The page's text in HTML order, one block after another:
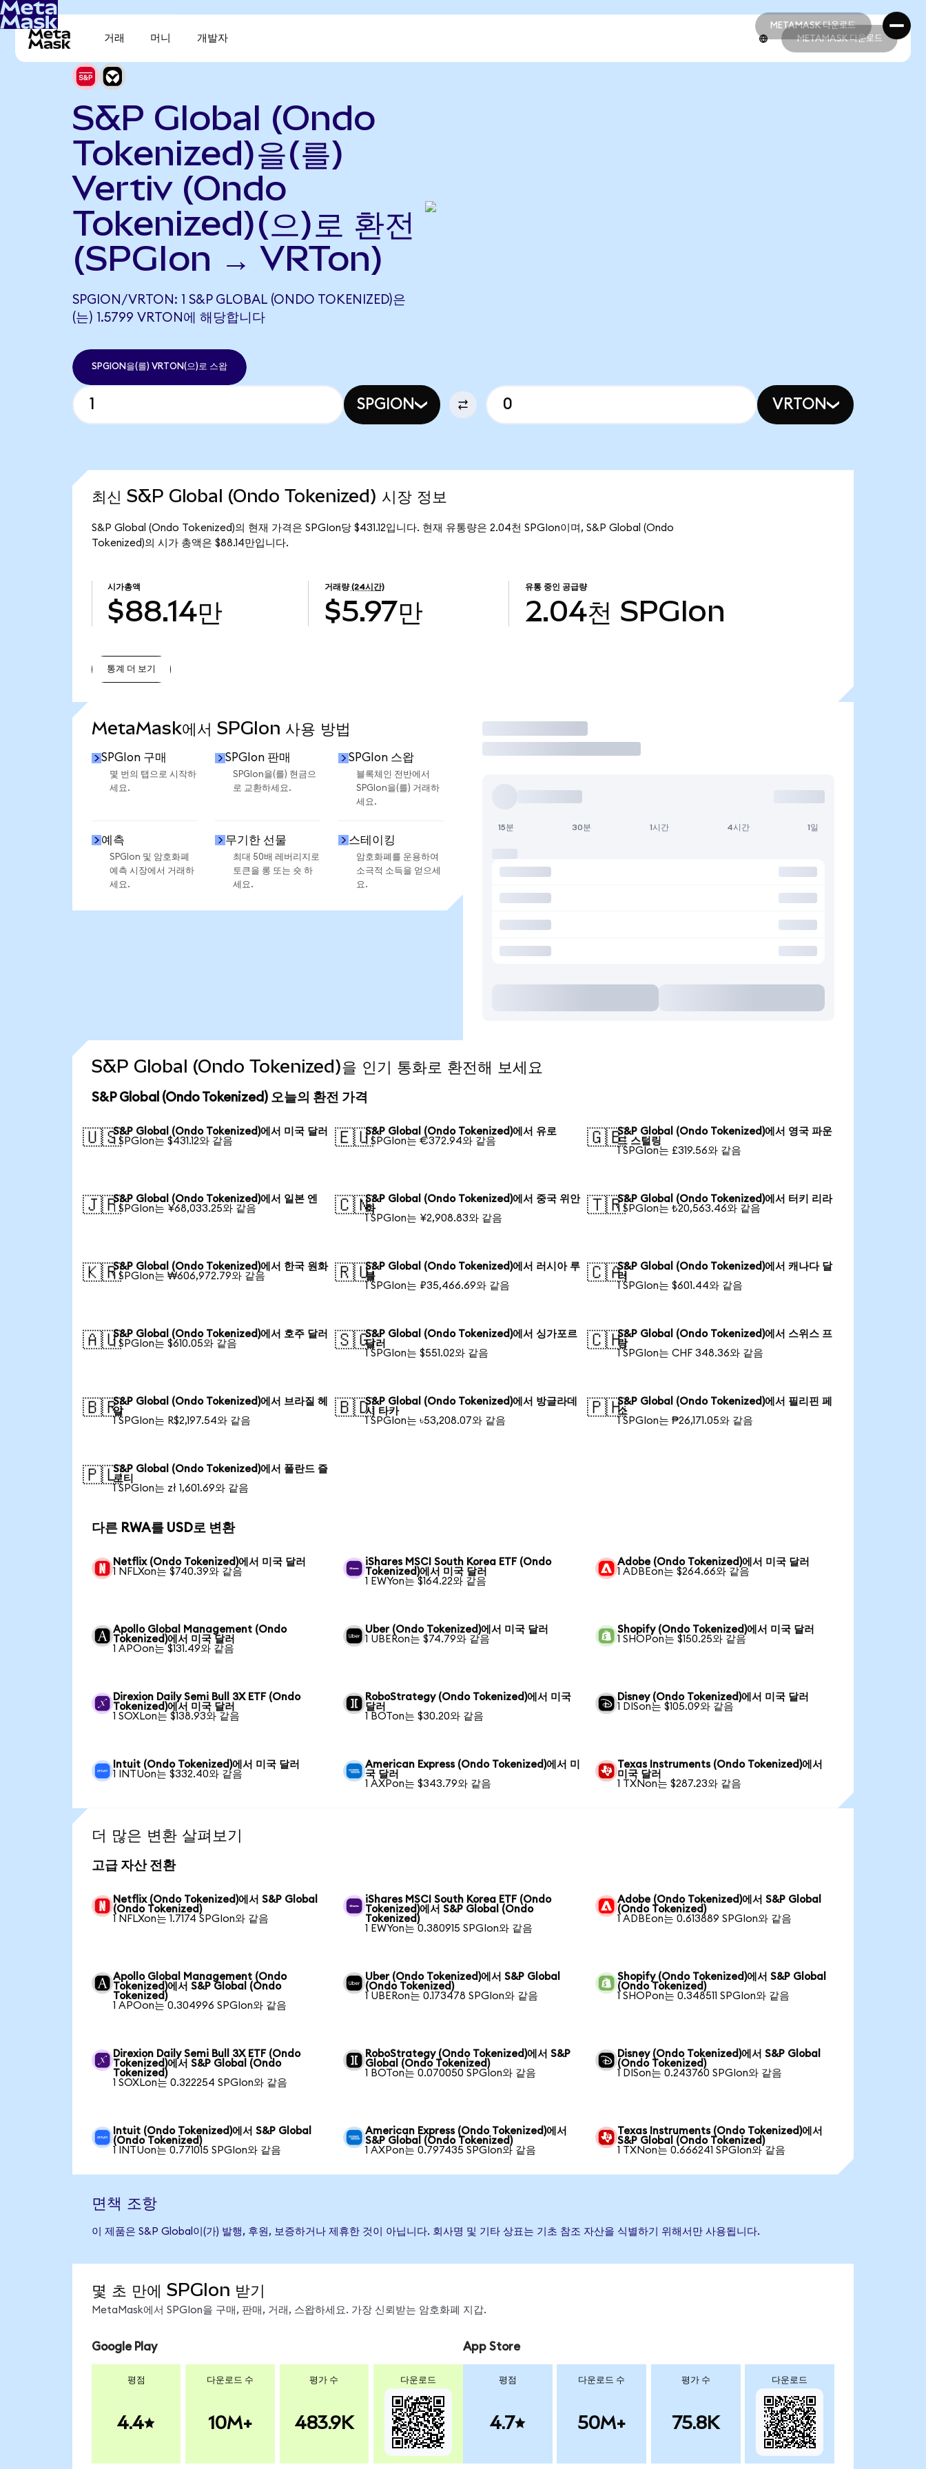
METAMASK 다운로드
METAMASK 다운로드
거래 머니 개발자 METAMASK 다운로드
S&P Global (Ondo
Tokenized)을(를)
Vertiv (Ondo
Tokenized)(으)로 환전
(SPGIon → VRTon)
SPGION/VRTON: 1 S&P GLOBAL (ONDO TOKENIZED)은
(는) 1.5799 VRTON에 해당합니다
SPGION을(를) VRTON(으)로 스왑
SPGION VRTON
최신 S&P Global (Ondo Tokenized) 시장 정보
S&P Global (Ondo Tokenized)의 현재 가격은 SPGIon당 $431.12입니다. 현재 유통량은 2.04천 SPGIon이며, S&P Global (Ondo
Tokenized)의 시가 총액은 $88.14만입니다.
시가총액
$88.14만
거래량 (24시간)
$5.97만
유통 중인 공급량
2.04천 SPGIon
통계 더 보기
MetaMask에서 SPGIon 사용 방법
SPGIon 구매
몇 번의 탭으로 시작하
세요.
SPGIon 판매
SPGIon을(를) 현금으
로 교환하세요.
SPGIon 스왑
블록체인 전반에서
SPGIon을(를) 거래하
세요.
예측
SPGIon 및 암호화폐
예측 시장에서 거래하
세요.
무기한 선물
최대 50배 레버리지로
토큰을 롱 또는 숏 하
세요.
스테이킹
암호화폐를 운용하여
소극적 소득을 얻으세
요.
거래
15분 30분 1시간 4시간 1일
S&P Global (Ondo Tokenized)을 인기 통화로 환전해 보세요
S&P Global (Ondo Tokenized) 오늘의 환전 가격
🇺🇸S&P Global (Ondo Tokenized)에서 미국 달러
1 SPGIon는 $431.12와 같음
🇪🇺S&P Global (Ondo Tokenized)에서 유로
1 SPGIon는 €372.94와 같음
🇬🇧S&P Global (Ondo Tokenized)에서 영국 파운
드 스털링
1 SPGIon는 £319.56와 같음
🇯🇵S&P Global (Ondo Tokenized)에서 일본 엔
1 SPGIon는 ¥68,033.25와 같음
🇨🇳S&P Global (Ondo Tokenized)에서 중국 위안
화
1 SPGIon는 ¥2,908.83와 같음
🇹🇷S&P Global (Ondo Tokenized)에서 터키 리라
1 SPGIon는 ₺20,563.46와 같음
🇰🇷S&P Global (Ondo Tokenized)에서 한국 원화
1 SPGIon는 ₩606,972.79와 같음
🇷🇺S&P Global (Ondo Tokenized)에서 러시아 루
블
1 SPGIon는 ₽35,466.69와 같음
🇨🇦S&P Global (Ondo Tokenized)에서 캐나다 달
러
1 SPGIon는 $601.44와 같음
🇦🇺S&P Global (Ondo Tokenized)에서 호주 달러
1 SPGIon는 $610.05와 같음
🇸🇬S&P Global (Ondo Tokenized)에서 싱가포르
달러
1 SPGIon는 $551.02와 같음
🇨🇭S&P Global (Ondo Tokenized)에서 스위스 프
랑
1 SPGIon는 CHF 348.36와 같음
🇧🇷S&P Global (Ondo Tokenized)에서 브라질 헤
알
1 SPGIon는 R$2,197.54와 같음
🇧🇩S&P Global (Ondo Tokenized)에서 방글라데
시 타카
1 SPGIon는 ৳53,208.07와 같음
🇵🇭S&P Global (Ondo Tokenized)에서 필리핀 페
소
1 SPGIon는 ₱26,171.05와 같음
🇵🇱S&P Global (Ondo Tokenized)에서 폴란드 즐
로티
1 SPGIon는 zł 1,601.69와 같음
다른 RWA를 USD로 변환
Netflix (Ondo Tokenized)에서 미국 달러
1 NFLXon는 $740.39와 같음
iShares MSCI South Korea ETF (Ondo
Tokenized)에서 미국 달러
1 EWYon는 $164.22와 같음
Adobe (Ondo Tokenized)에서 미국 달러
1 ADBEon는 $264.66와 같음
Apollo Global Management (Ondo
Tokenized)에서 미국 달러
1 APOon는 $131.49와 같음
Uber (Ondo Tokenized)에서 미국 달러
1 UBERon는 $74.79와 같음
Shopify (Ondo Tokenized)에서 미국 달러
1 SHOPon는 $150.25와 같음
Direxion Daily Semi Bull 3X ETF (Ondo
Tokenized)에서 미국 달러
1 SOXLon는 $138.93와 같음
RoboStrategy (Ondo Tokenized)에서 미국
달러
1 BOTon는 $30.20와 같음
Disney (Ondo Tokenized)에서 미국 달러
1 DISon는 $105.09와 같음
Intuit (Ondo Tokenized)에서 미국 달러
1 INTUon는 $332.40와 같음
American Express (Ondo Tokenized)에서 미
국 달러
1 AXPon는 $343.79와 같음
Texas Instruments (Ondo Tokenized)에서
미국 달러
1 TXNon는 $287.23와 같음
더 많은 변환 살펴보기
고급 자산 전환
Netflix (Ondo Tokenized)에서 S&P Global
(Ondo Tokenized)
1 NFLXon는 1.7174 SPGIon와 같음
iShares MSCI South Korea ETF (Ondo
Tokenized)에서 S&P Global (Ondo
Tokenized)
1 EWYon는 0.380915 SPGIon와 같음
Adobe (Ondo Tokenized)에서 S&P Global
(Ondo Tokenized)
1 ADBEon는 0.613889 SPGIon와 같음
Apollo Global Management (Ondo
Tokenized)에서 S&P Global (Ondo
Tokenized)
1 APOon는 0.304996 SPGIon와 같음
Uber (Ondo Tokenized)에서 S&P Global
(Ondo Tokenized)
1 UBERon는 0.173478 SPGIon와 같음
Shopify (Ondo Tokenized)에서 S&P Global
(Ondo Tokenized)
1 SHOPon는 0.348511 SPGIon와 같음
Direxion Daily Semi Bull 3X ETF (Ondo
Tokenized)에서 S&P Global (Ondo
Tokenized)
1 SOXLon는 0.322254 SPGIon와 같음
RoboStrategy (Ondo Tokenized)에서 S&P
Global (Ondo Tokenized)
1 BOTon는 0.070050 SPGIon와 같음
Disney (Ondo Tokenized)에서 S&P Global
(Ondo Tokenized)
1 DISon는 0.243760 SPGIon와 같음
Intuit (Ondo Tokenized)에서 S&P Global
(Ondo Tokenized)
1 INTUon는 0.771015 SPGIon와 같음
American Express (Ondo Tokenized)에서
S&P Global (Ondo Tokenized)
1 AXPon는 0.797435 SPGIon와 같음
Texas Instruments (Ondo Tokenized)에서
S&P Global (Ondo Tokenized)
1 TXNon는 0.666241 SPGIon와 같음
면책 조항
이 제품은 S&P Global이(가) 발행, 후원, 보증하거나 제휴한 것이 아닙니다. 회사명 및 기타 상표는 기초 참조 자산을 식별하기 위해서만 사용됩니다.
몇 초 만에 SPGIon 받기
MetaMask에서 SPGIon을 구매, 판매, 거래, 스왑하세요. 가장 신뢰받는 암호화폐 지갑.
Google Play
평점
4.4
다운로드 수
10M+
평가 수
483.9K
다운로드
App Store
평점
4.7
다운로드 수
50M+
평가 수
75.8K
다운로드